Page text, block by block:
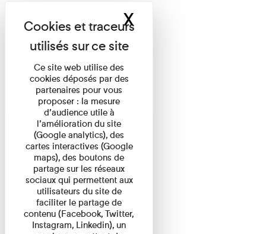
Ce site web utilise des
cookies déposés par des
partenaires pour vous
proposer : la mesure
d’audience utile à
l’amélioration du site
(Google analytics), des
cartes interactives (Google
maps), des boutons de
partage sur les réseaux
sociaux qui permettent aux
utilisateurs du site de
faciliter le partage de
contenu (Facebook, Twitter,
Instagram, Linkedin), un
XMasquer le